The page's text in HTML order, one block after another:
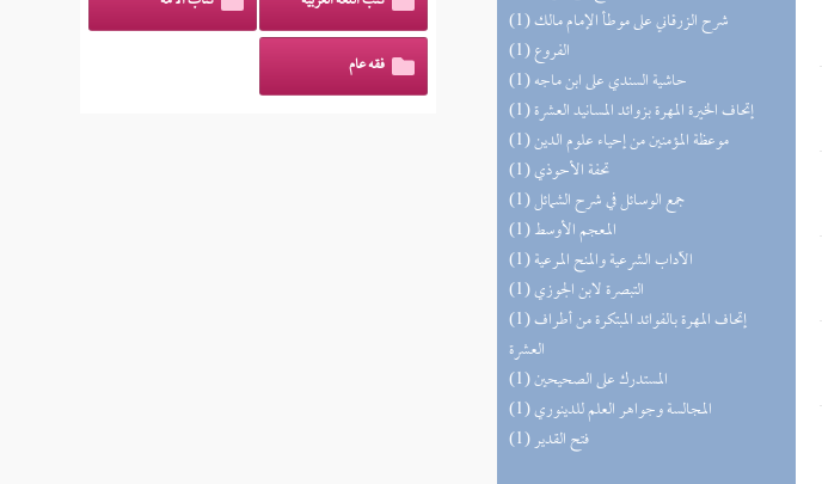
(1) شرح الزرقاني على موطأ الإمام مالك
(1) الفروع
(1) حاشية السندي على ابن ماجه
(1) إتحاف الخيرة المهرة بزوائد المسانيد العشرة
(1) موعظة المؤمنين من إحياء علوم الدين
(1) تحفة الأحوذي
(1) جمع الوسائل في شرح الشمائل
(1) المعجم الأوسط
(1) الآداب الشرعية والمنح المرعية
(1) التبصرة لابن الجوزي
(1) إتحاف المهرة بالفوائد المبتكرة من أطراف
العشرة
(1) المستدرك على الصحيحين
(1) المجالسة وجواهر العلم للدينوري
(1) فتح القدير
فقه عام